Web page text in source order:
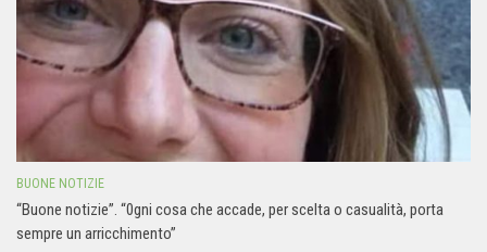
BUONE NOTIZIE
“Buone notizie”. “0gni cosa che accade, per scelta o casualità, porta
sempre un arricchimento”